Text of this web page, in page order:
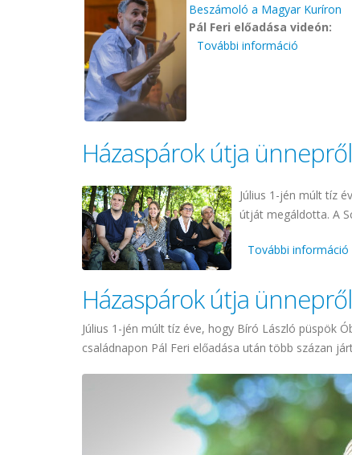
Beszámoló a Magyar Kuríron
Pál Feri előadása videón:
További információ
Házaspárok útja
Július 1-jén múlt tíz
útját megáldotta. A
További információ
Házaspárok útja
Július 1-jén múlt tíz éve, hogy Bíró László püspök
családnapon Pál Feri előadása után több százan